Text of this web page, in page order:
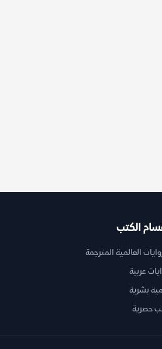
الكتب
العالمية المترجمة
عربية
بشرية
حصرية